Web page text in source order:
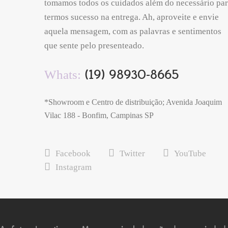
tomamos todos os cuidados além do necessário
termos sucesso na entrega. Ah, aproveite e envie
aquela mensagem, com as palavras e sentimentos
que sente pelo presenteado.
Whats: (19) 98930-8665
*Showroom e Centro de distribuição; Avenida Joaquim
Vilac 188 - Bonfim, Campinas SP
Facebook Twitter
YouTube
Instagram